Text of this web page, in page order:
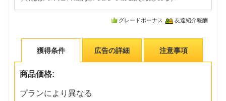
グレードボーナス 友達紹介報酬
獲得条件 広告の詳細 注意事項
商品価格:
プランにより異なる